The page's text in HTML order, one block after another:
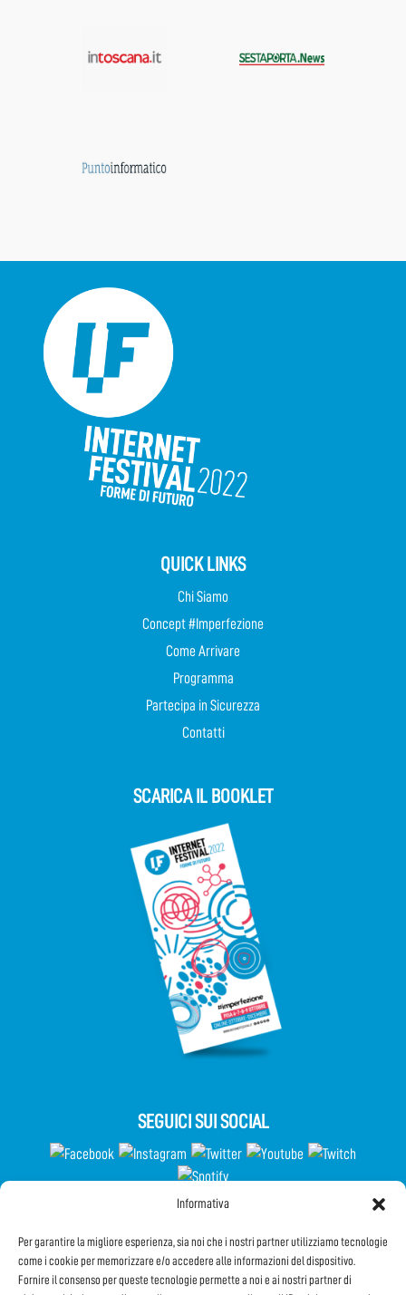
Informativa
Per garantire la migliore esperienza, sia noi che i nostri partner utilizziamo tecnologie
come i cookie per memorizzare e/o accedere alle informazioni del dispositivo.
Fornire il consenso per queste tecnologie permette a noi e ai nostri partner di
QUICK LINKS
Chi Siamo
Concept #Imperfezione
Come Arrivare
Programma
Partecipa in Sicurezza
Contatti
SCARICA IL BOOKLET
SEGUICI SUI SOCIAL